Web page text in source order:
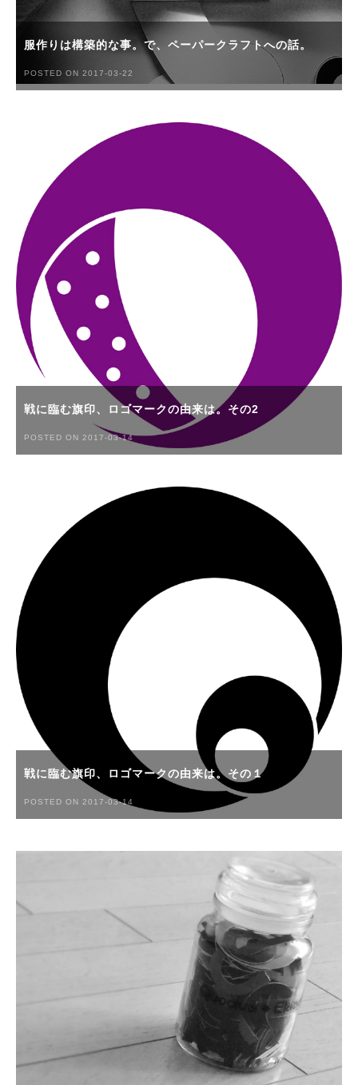
服作りは構築的な事。で、ペーパークラフトへの話。
POSTED ON 2017-03-22
戦に臨む旗印、ロゴマークの由来は。その2
POSTED ON 2017-03-14
戦に臨む旗印、ロゴマークの由来は。その１
POSTED ON 2017-03-14